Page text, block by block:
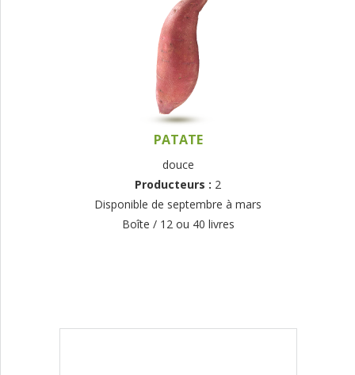
PATATE
douce
Producteurs : 2
Disponible de septembre à mars
Boîte / 12 ou 40 livres